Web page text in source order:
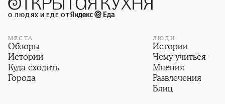
О ЛЮДЯХ И ЕДЕ ОТ
МЕСТА
Обзоры
Истории
Куда сходить
Города
ЛЮДИ
Истории
Чему учиться
Мнения
Развлечения
Блиц